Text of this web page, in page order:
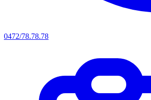
0472/78.78.78